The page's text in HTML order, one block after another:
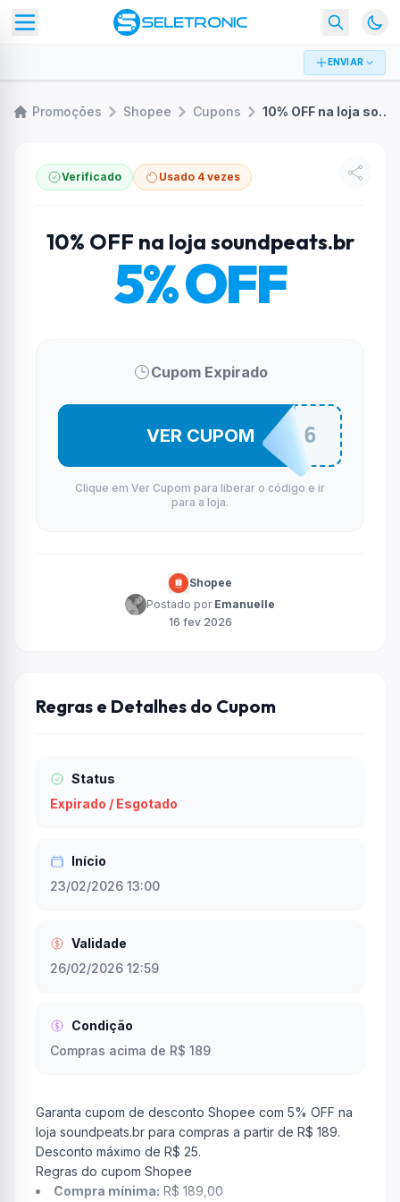
ENVIAR
Promoções Shopee Cupons 10% OFF na loja soundpeats.br
Verificado Usado 4 vezes
10% OFF na loja soundpeats.br
5% OFF
Cupom Expirado
SOUN74576
VER CUPOM
Clique em Ver Cupom para liberar o código e ir
para a loja.
Shopee
Postado por Emanuelle
16 fev 2026
Regras e Detalhes do Cupom
Status
Expirado / Esgotado
Início
23/02/2026 13:00
Validade
26/02/2026 12:59
Condição
Compras acima de R$ 189
Garanta cupom de desconto Shopee com 5% OFF na
loja soundpeats.br para compras a partir de R$ 189.
Desconto máximo de R$ 25.
Regras do cupom Shopee
Compra mínima: R$ 189,00